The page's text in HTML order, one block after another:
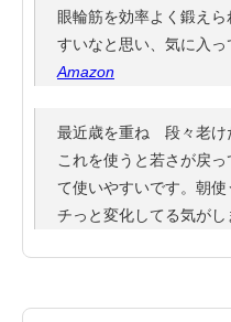
眼輪筋を効率よく鍛え
すいなと思い、気に入っ
Amazon
最近歳を重ね 段々老け
これを使うと若さが戻
て使いやすいです。朝
チっと変化してる気がし